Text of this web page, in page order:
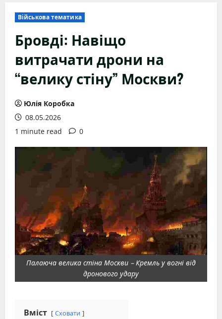
Військова тематика
Бровді: Навіщо
витрачати дрони на
“велику стіну” Москви?
Юлія Коробка
08.05.2026
1 minute read
0
Палаюча велика стіна Москви – Кремль у вогні від
дронового удару
Вміст Сховати